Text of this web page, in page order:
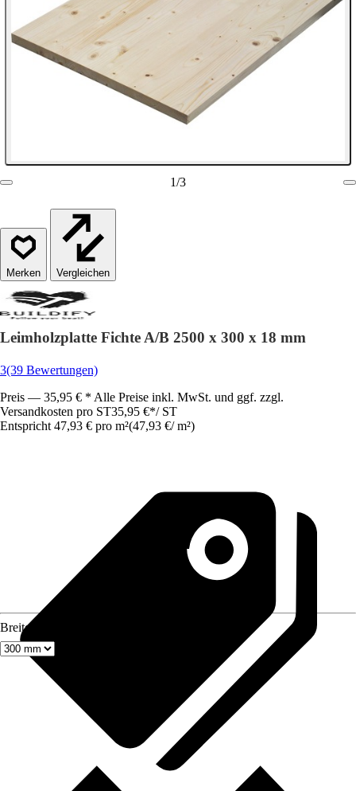
1/3
Vergleichen
Leimholzplatte Fichte A/B 2500 x 300 x 18 mm
3(39 Bewertungen)
Preis — 35,95 € * Alle Preise inkl. MwSt. und ggf. zzgl.
Versandkosten pro ST35,95 €*/ ST
Entspricht 47,93 € pro m²(47,93 €/ m²)
Breite